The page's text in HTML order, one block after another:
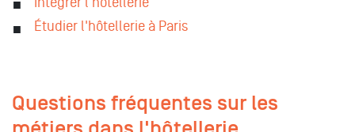
Étudier l'hôtellerie à Paris
Questions fréquentes sur les